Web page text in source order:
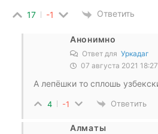
17 -1 Ответить
Анонимно
Ответ для Уркадаг
07 августа 2021 18:27
А лепёшки то сплошь
4 -1 Ответить
Алматы